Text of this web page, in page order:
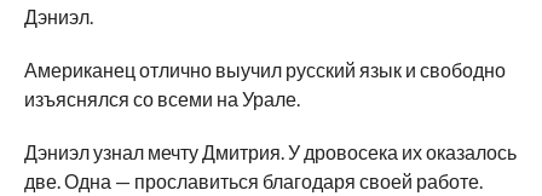
Дэниэл.
Американец отлично выучил русский язык и свободно
изъяснялся со всеми на Урале.
Дэниэл узнал мечту Дмитрия. У дровосека ихоказалось
две. Одна — прославиться благодаря своей работе.